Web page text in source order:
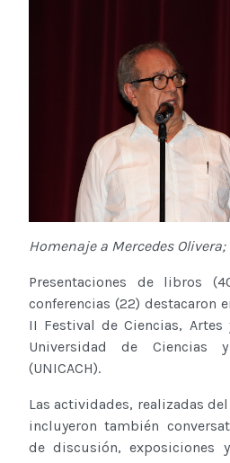
Homenaje a Mercedes
Presentaciones de libros
conferencias (22) destacaron
II Festival de Ciencias,
Universidad de Ciencias
(UNICACH).
Las actividades, realizadas
incluyeron también
de discusión, exposiciones